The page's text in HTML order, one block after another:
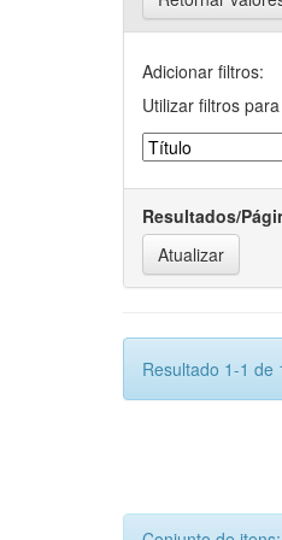
Adicionar filtros:
Utilizar filtros
Resultados/
Resultado 1-1 de